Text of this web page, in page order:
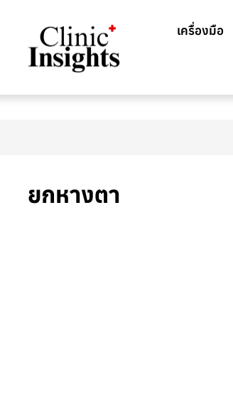
เครื่องมือ
ยกหางตา